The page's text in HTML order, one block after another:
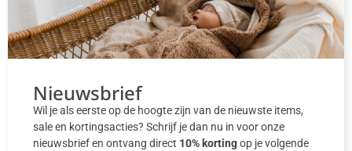
Nieuwsbrief
Wil je als eerste op de hoogte zijn van de nieuwste items,
sale en kortingsacties? Schrijf je dan nu in voor onze
nieuwsbrief en ontvang direct 10% kortingop je volgende